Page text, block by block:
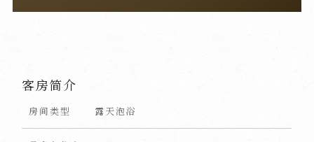
客房简介
房间类型 露天泡浴